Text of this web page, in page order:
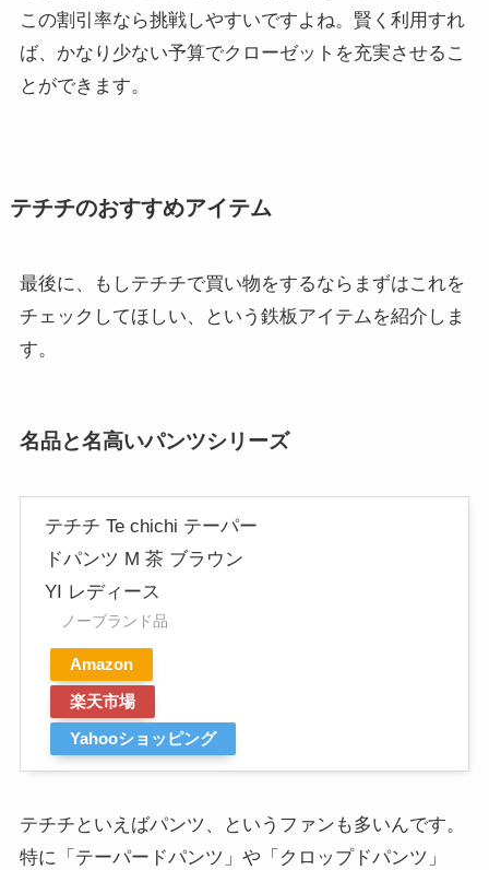
この割引率なら挑戦しやすいですよね。賢く利用すれ
ば、かなり少ない予算でクローゼットを充実させるこ
とができます。
テチチのおすすめアイテム
最後に、もしテチチで買い物をするならまずはこれを
チェックしてほしい、という鉄板アイテムを紹介しま
す。
名品と名高いパンツシリーズ
テチチ Te chichi テーパー
ドパンツ M 茶 ブラウン
YI レディース
ノーブランド品
Amazon
楽天市場
Yahooショッピング
テチチといえばパンツ、というファンも多いんです。
特に「テーパードパンツ」や「クロップドパンツ」